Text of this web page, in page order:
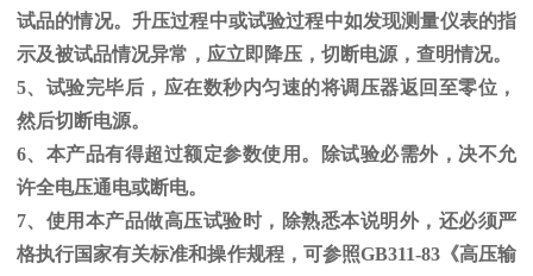
试品的情况。升压过程中或试验过程中如发现测量仪表的指
示及被试品情况异常，应立即降压，切断电源，查明情况。
5、试验完毕后，应在数秒内匀速的将调压器返回至零位，
然后切断电源。
6、本产品有得超过额定参数使用。除试验必需外，决不允
许全电压通电或断电。
7、使用本产品做高压试验时，除熟悉本说明外，还必须严
格执行国家有关标准和操作规程，可参照GB311-83《高压输